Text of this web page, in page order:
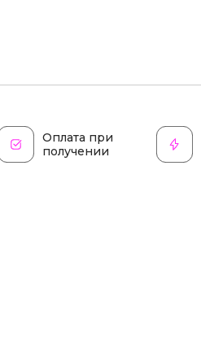
Оплата при
получении